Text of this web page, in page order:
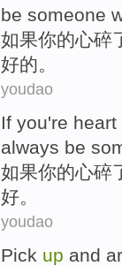
be someone
如果你的心碎
好的。
youdao
If you're heart
always be
如果你的心碎
好。
youdao
Pick up and